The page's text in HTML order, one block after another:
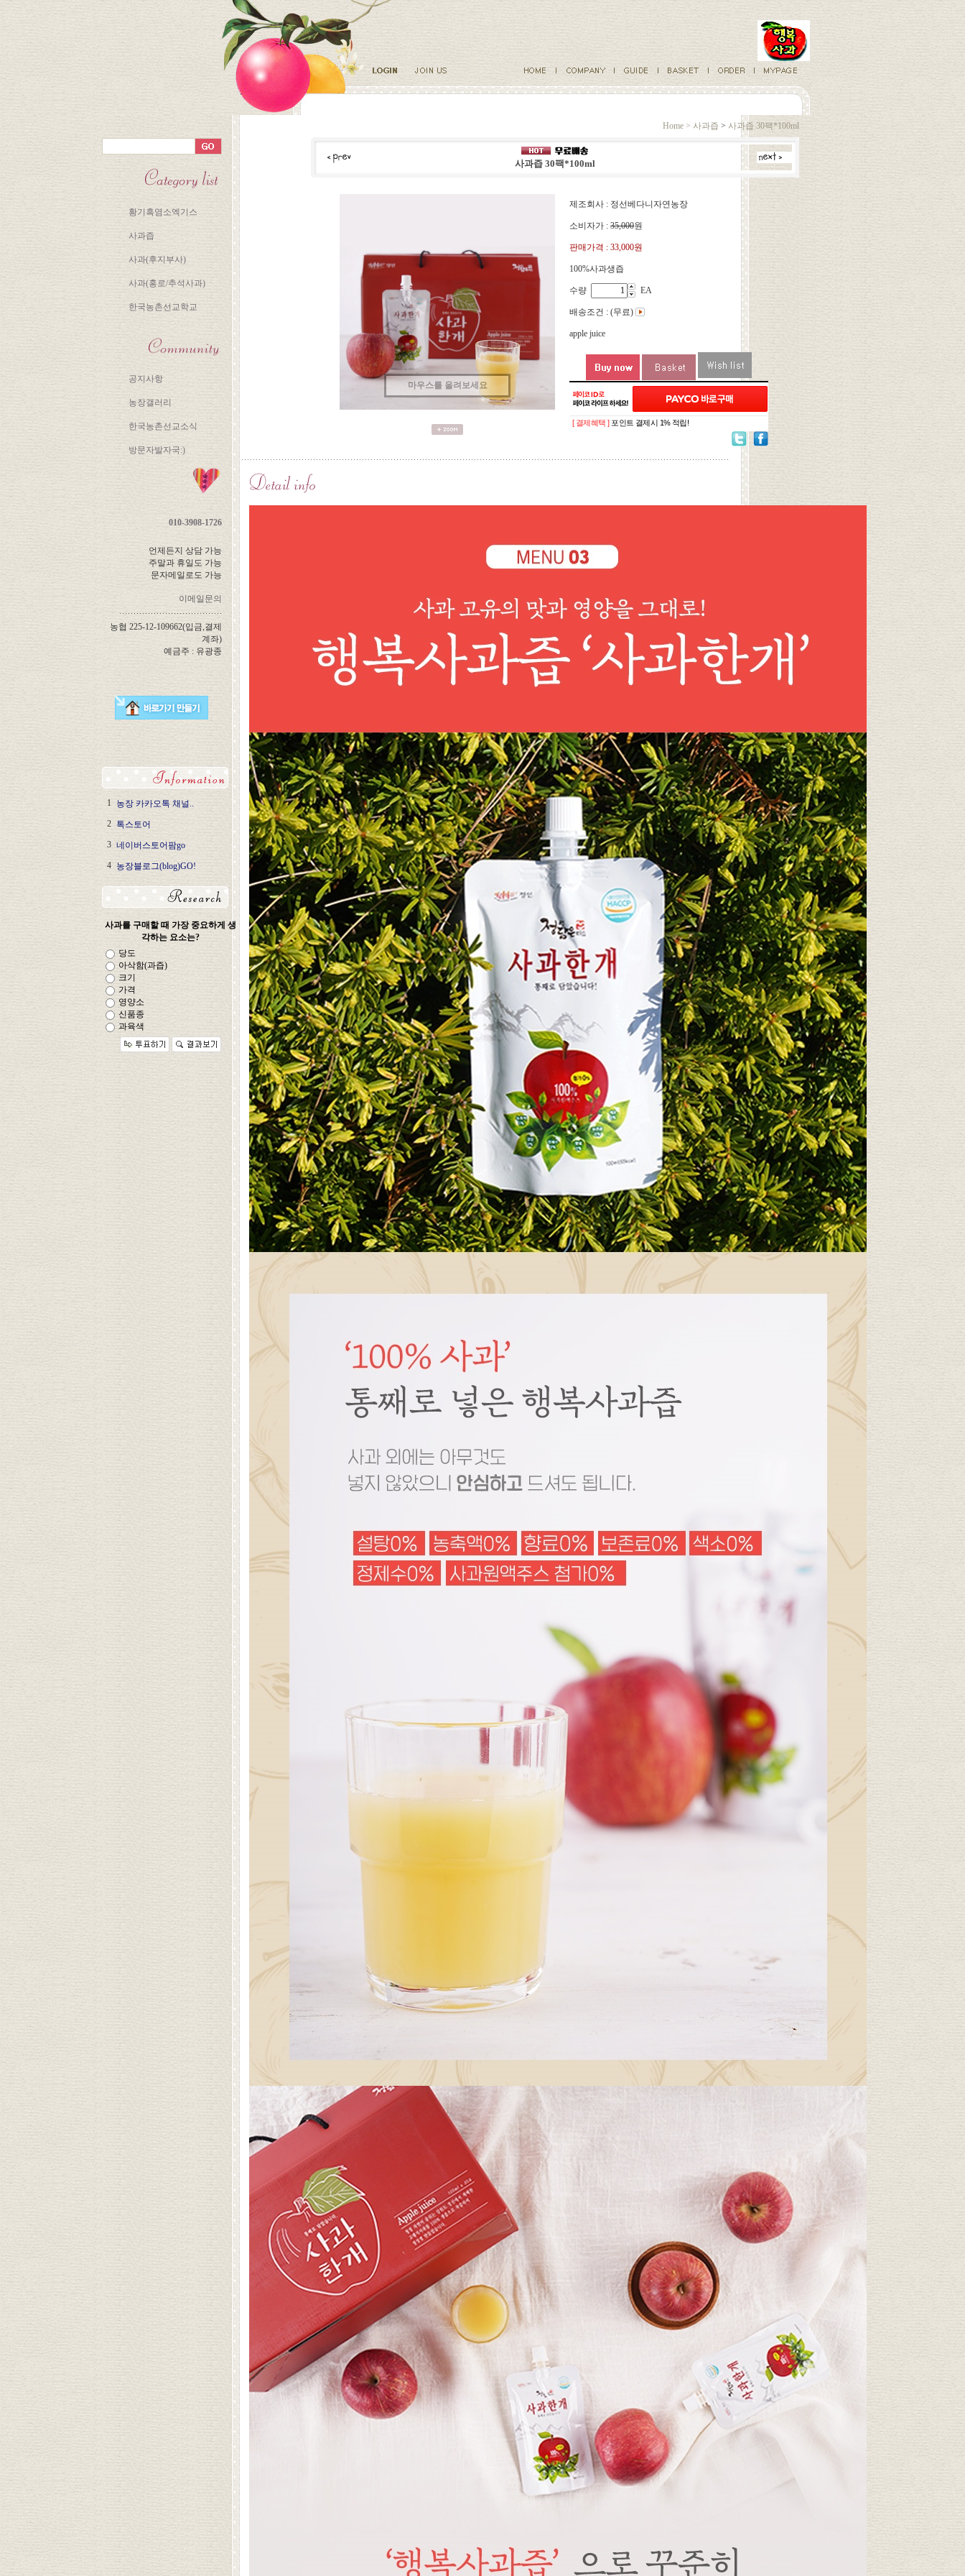
황기흑염소엑기스
사과즙
사과(후지부사)
사과(홍로/추석사과)
한국농촌선교학교
공지사항
농장갤러리
한국농촌선교소식
방문자발자국:)
010-3908-1726
언제든지 상담 가능
주말과 휴일도 가능
문자메일로도 가능
이메일문의
농협 225-12-109662(입금,결제
계좌)
예금주 : 유광종
1 농장 카카오톡 채널..
2
톡스토어
3 네이버스토어팜go
4 농장블로그(blog)GO!
사과를 구매할 때 가장 중요하게 생
각하는 요소는?
당도
아삭함(과즙)
크기
가격
영양소
신품종
과육색
Home > 사과즙 > 사과즙 30팩*100ml
사과즙 30팩*100ml
마우스를 올려보세요
제조회사 : 정선베다니자연농장
소비자가 : 35,000원
판매가격 : 33,000원
100%사과생즙
수량 EA
배송조건 : (무료)
apple juice
페이코 ID로 페이
PAYCO 바로구매
[ 결제혜택 ] 포인트 결제시 1% 적립!